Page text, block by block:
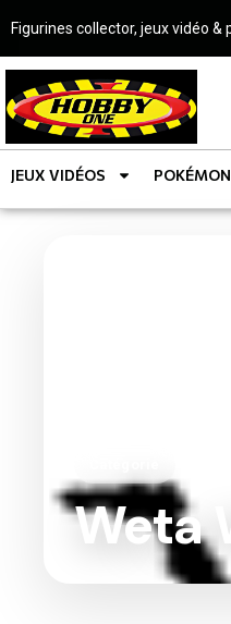
Figurines collector, jeux vidéo &
JEUX VIDÉOS POKÉMON
Weta